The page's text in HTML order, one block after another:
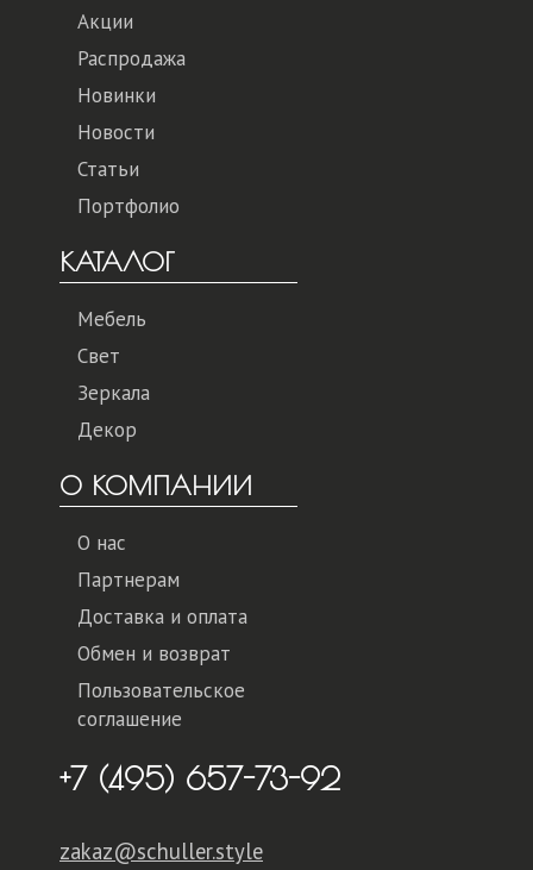
Акции
Распродажа
Новинки
Новости
Статьи
Портфолио
КАТАЛОГ
Мебель
Свет
Зеркала
Декор
О КОМПАНИИ
О нас
Партнерам
Доставка и оплата
Обмен и возврат
Пользовательское
соглашение
+7 (495) 657-73-92
zakaz@schuller.style